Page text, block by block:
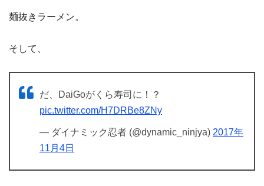
麺抜きラーメン。
そして、
だ、DaiGoがくら寿司に！？
pic.twitter.com/H7DRBe8ZNy
— ダイナミック忍者 (@dynamic_ninjya) 2017年
11月4日